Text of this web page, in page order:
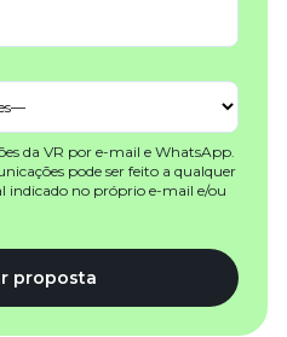
da VR por e-mail e WhatsApp.
pode ser feito a qualquer
indicado no próprio e-mail e/ou
proposta